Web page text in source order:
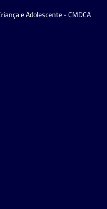
e Adolescente - CMDCA